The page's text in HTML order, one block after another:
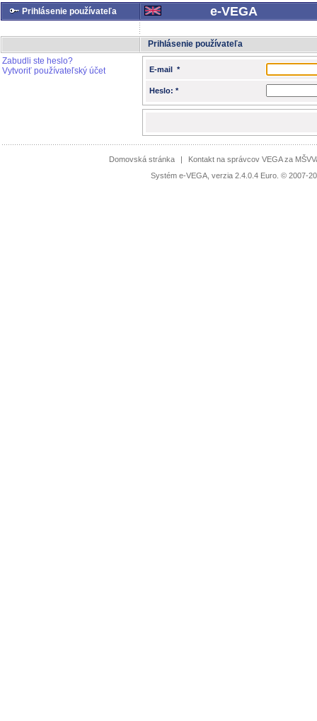
Prihlásenie používateľa e-VEGA
Prihlásenie používateľa
Zabudli ste heslo?
Vytvoriť používateľský účet
E-mail *
Heslo: *
Domovská stránka |
Kontakt na správcov VEGA za
Systém e-VEGA, verzia 2.4.0.4 Euro. © 2007-